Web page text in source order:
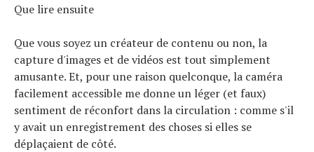
Que lire ensuite
Que vous soyez un créateur de contenu ou non, la
capture d'images et de vidéos est tout simplement
amusante. Et, pour une raison quelconque, la caméra
facilement accessible me donne un léger (et faux)
sentiment de réconfort dans la circulation : comme s'il
y avait un enregistrement des choses si elles se
déplaçaient de côté.